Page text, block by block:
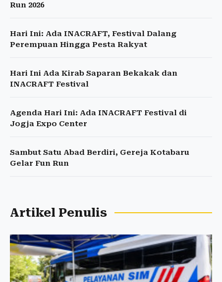
Run 2026
Hari Ini: Ada INACRAFT, Festival Dalang
Perempuan Hingga Pesta Rakyat
Hari Ini Ada Kirab Saparan Bekakak dan
INACRAFT Festival
Agenda Hari Ini: Ada INACRAFT Festival di
Jogja Expo Center
Sambut Satu Abad Berdiri, Gereja Kotabaru
Gelar Fun Run
Artikel Penulis